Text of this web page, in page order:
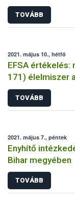
TOVÁBB
2021. május 10., hétfő
EFSA értékelés:
171) élelmiszer
felhasználása
TOVÁBB
2021. május 7., péntek
Enyhítő
Bihar megyében
TOVÁBB